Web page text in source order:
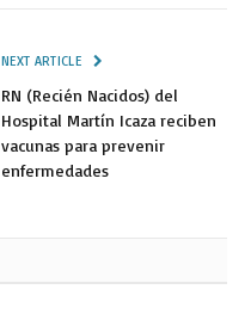
NEXT ARTICLE
RN (Recién Nacidos) del
Hospital Martín Icaza reciben
vacunas para prevenir
enfermedades